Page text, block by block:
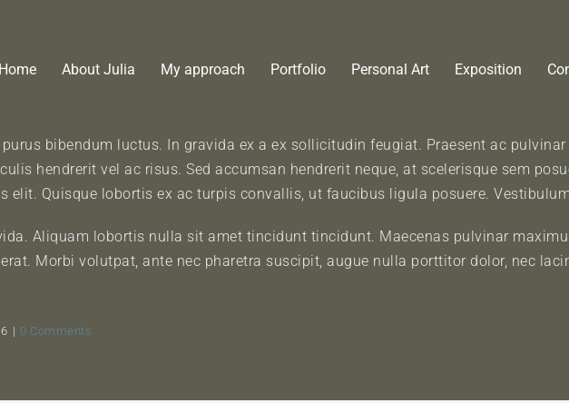
Home About Julia My approach Portfolio Personal Art Exposition
bibendum luctus. In gravida ex a ex sollicitudin feugiat. Praesent ac
hendrerit vel ac risus. Sed accumsan hendrerit neque, at scelerisque sem
elit. Quisque lobortis ex ac turpis convallis, ut faucibus ligula posuere.
Aliquam lobortis nulla sit amet tincidunt tincidunt. Maecenas pulvinar
Morbi volutpat, ante nec pharetra suscipit, augue nulla porttitor dolor, nec
| 0 Comments